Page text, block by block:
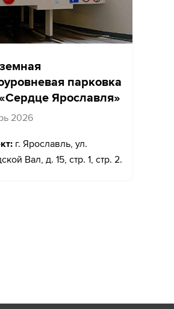
парковка
Ярославля»
2026
г. Ярославль, ул.
Вал, д. 15, стр. 1, стр. 2.